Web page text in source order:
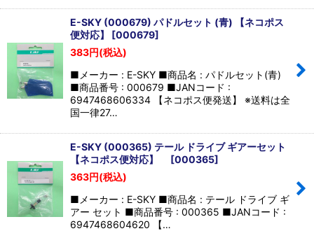
E-SKY (000679) パドルセット (青) 【ネコポス
便対応】 [000679]
383円(税込)
■メーカー : E-SKY ■商品名 : パドルセット(青)
■商品番号 : 000679 ■JANコード :
6947468606334 【ネコポス便発送】 ※送料は全
国一律27…
E-SKY (000365) テール ドライブ ギアーセット
【ネコポス便対応】
[000365]
363円(税込)
■メーカー : E-SKY ■商品名 : テール ドライブ ギ
アー セット ■商品番号 : 000365 ■JANコード :
6947468604620 【…